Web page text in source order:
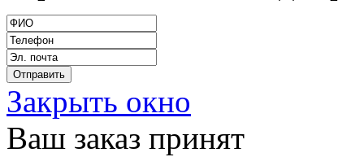
Закрыть окно
Ваш заказ принят